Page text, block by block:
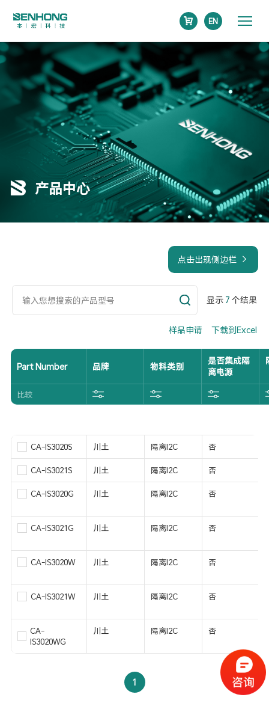
EN
产品中心
点击出现侧边栏
显示 7 个结果
样品申请 下载到Excel
Part Number 品牌 物料类别
是否集成隔
离电源
比较
CA-IS3020S 川土 隔离I2C 否
CA-IS3021S 川土 隔离I2C 否
CA-IS3020G 川土 隔离I2C 否
CA-IS3021G 川土 隔离I2C 否
CA-IS3020W 川土 隔离I2C 否
CA-IS3021W 川土 隔离I2C 否
CA-
IS3020WG
川土 隔离I2C 否
1